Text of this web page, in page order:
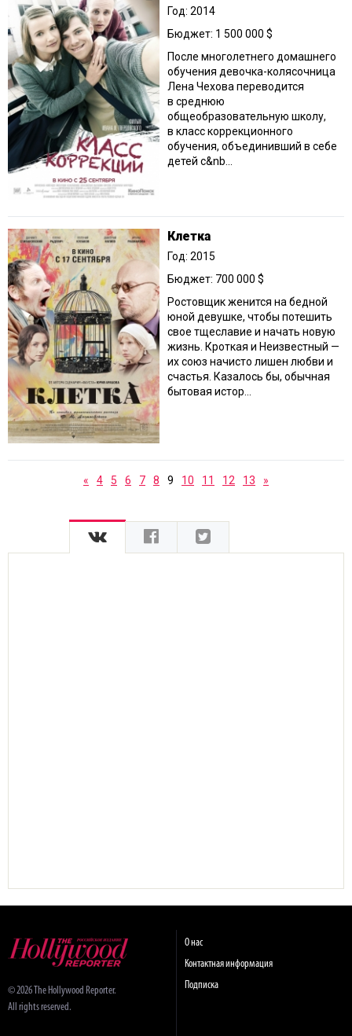
Год: 2014
Бюджет: 1 500 000 $
После многолетнего домашнего
обучения девочка-колясочница
Лена Чехова переводится
в среднюю
общеобразовательную школу,
в класс коррекционного
обучения, объединивший в себе
детей с&nb...
Клетка
Год: 2015
Бюджет: 700 000 $
Ростовщик женится на бедной
юной девушке, чтобы потешить
свое тщеславие и начать новую
жизнь. Кроткая и Неизвестный —
их союз начисто лишен любви и
счастья. Казалось бы, обычная
бытовая истор...
« 4 5 6 7 8 9 10 11 12 13 »
© 2026 The Hollywood Reporter.
All rights reserved.
О нас
Контактная информация
Подписка